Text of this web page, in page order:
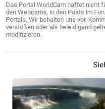
Das Portal WorldCam haftet nicht
den Webcams, in den Posts im
Portals. Wir behalten uns vor,
verstoßen oder als beleidigend
modifizieren.